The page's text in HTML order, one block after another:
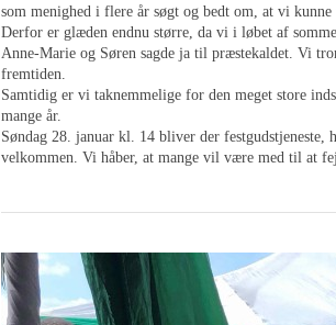
som menighed i flere år søgt og bedt om, at vi
Derfor er glæden endnu større, da vi i løbet af
Anne-Marie og Søren sagde ja til præstekaldet. Vi
fremtiden.
Samtidig er vi taknemmelige for den meget store
mange år.
Søndag 28. januar kl. 14 bliver der
velkommen. Vi håber, at mange vil være med til at